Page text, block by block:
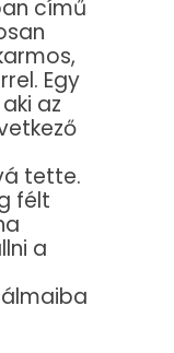
című
Egy
az
tette.
félt
a